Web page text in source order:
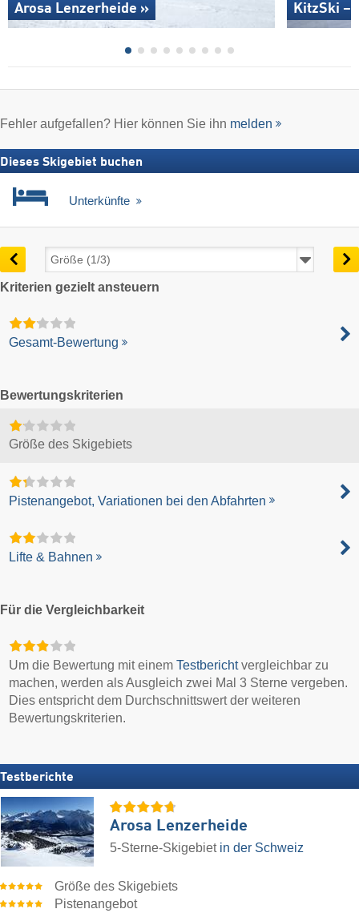
Arosa Lenzerheide » KitzSki –
Fehler aufgefallen? Hier können Sie ihn melden
Dieses Skigebiet buchen
Unterkünfte
Kriterien gezielt ansteuern
Gesamt-Bewertung
Bewertungskriterien
Größe des Skigebiets
Pistenangebot, Variationen bei den Abfahrten
Lifte & Bahnen
Für die Vergleichbarkeit
Um die Bewertung mit einemTestberichtvergleichbar zu
machen, werden als Ausgleich zwei Mal 3 Sterne vergeben.
Dies entspricht dem Durchschnittswert der weiteren
Bewertungskriterien.
Testberichte
Arosa Lenzerheide
5-Sterne-Skigebiet in der Schweiz
Größe des Skigebiets
Pistenangebot